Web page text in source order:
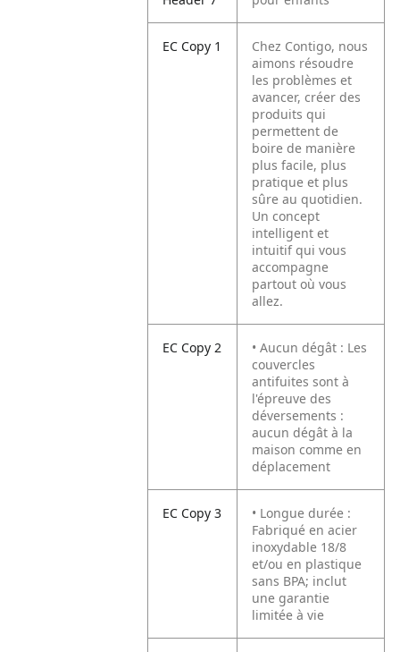
EC Copy 1
Chez Contigo, nous
aimons résoudre
les problèmes et
avancer, créer des
produits qui
permettent de
boire de manière
plus facile, plus
pratique et plus
sûre au quotidien.
Un concept
intelligent et
intuitif qui vous
accompagne
partout où vous
allez.
EC Copy 2
• Aucun dégât : Les
couvercles
antifuites sont à
l'épreuve des
déversements :
aucun dégât à la
maison comme en
déplacement
EC Copy 3
• Longue durée :
Fabriqué en acier
inoxydable 18/8
et/ou en plastique
sans BPA; inclut
une garantie
limitée à vie